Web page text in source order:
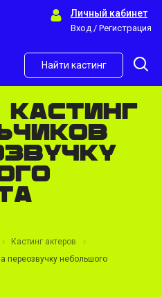
Личный кабинет
Вход / Регистрация
Найти кастинг
Кастинг актеров
переозвучку небольшого